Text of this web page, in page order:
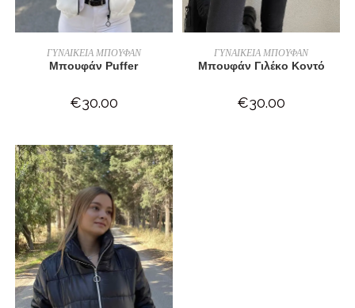
ΕΠΙΛΟΓΉ
ΓΥΝΑΙΚΕΙΑ ΜΠΟΥΦΑΝ
Μπουφάν Puffer
€30.00
ΕΠΙΛΟΓΉ
ΓΥΝΑΙΚΕΙΑ ΜΠΟΥΦΑΝ
Μπουφάν Γιλέκο Κοντό
€30.00